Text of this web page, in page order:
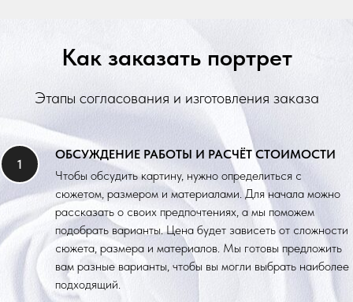
Как заказать портрет
Этапы согласования и изготовления заказа
ОБСУЖДЕНИЕ РАБОТЫ И РАСЧЁТ СТОИМОСТИ
Чтобы обсудить картину, нужно определиться с
сюжетом, размером и материалами. Для начала можно
рассказать о своих предпочтениях, а мы поможем
подобрать варианты. Цена будет зависеть от сложности
сюжета, размера и материалов. Мы готовы предложить
вам разные варианты, чтобы вы могли выбрать наиболее
подходящий.